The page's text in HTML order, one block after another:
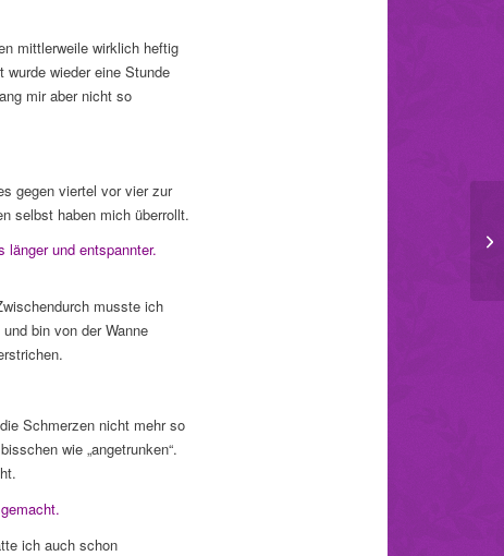
mittlerweile wirklich heftig
wieder eine Stunde
mir aber nicht so
gegen viertel vor vier zur
selbst haben mich überrollt.
und entspannter.
musste ich
bin von der Wanne
Schmerzen nicht mehr so
wie „angetrunken“.
ich auch schon